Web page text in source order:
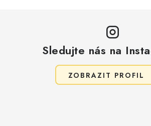
Sledujte nás na
ZOBRAZIT PROFIL